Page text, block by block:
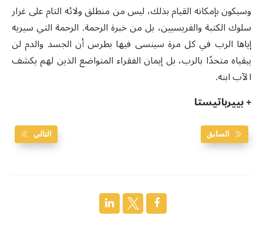
وسيكون بإمكانه القيام بذلك، ليس من منطلق ولائه التام على غرار
سلوك الكتبة والفريسيين، بل من خبرة الرحمة. الرحمة التي سيريه
إياها الرب في كل مرة سينسى فيها بطرس أن الجسد والدم لن
يبقياه متحدًا بالرب، بل إيمان الفقراء المتواضع الذين لهم يكشف
الآب ابنه.
+ بييرباتيستا
السابق التالي